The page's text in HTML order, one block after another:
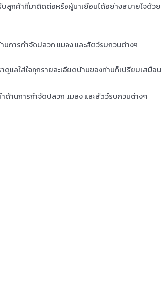
ลูกค้าที่มาติดต่อหรือผู้มาเยือนได้อย่างสบายใจด้วย
านการกำจัดปลวก แมลง และสัตว์รบกวนต่างๆ
ดูแลใส่ใจทุกรายละเอียดบ้านของท่านก็เปรียบเสมือน
ำด้านการกำจัดปลวก แมลง และสัตว์รบกวนต่างๆ